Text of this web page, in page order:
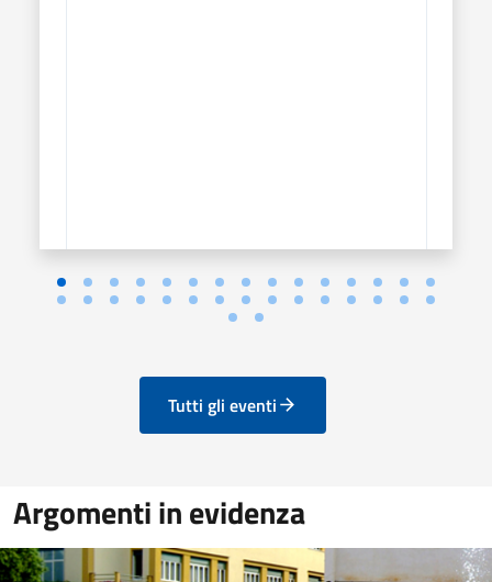
Tutti gli eventi
Argomenti in evidenza